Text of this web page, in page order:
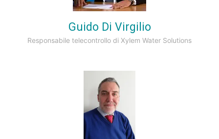
Guido Di Virgilio
Responsabile telecontrollo di Xylem Water Solutions